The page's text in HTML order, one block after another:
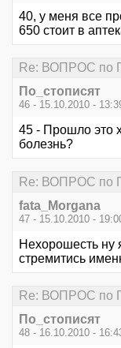
40, у меня все
650 стоит в
Re: ВОПРОС
По_стописят
46 - 15.10.2010 -
45 - Прошло это
болезнь?
Re: ВОПРОС
fata_Morgana
47 - 15.10.2010 -
Нехорошесть ну
стремитись
Re: ВОПРОС
По_стописят
48 - 16.10.2010 -